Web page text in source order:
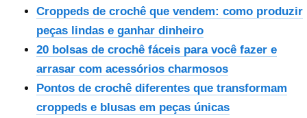
Croppeds de crochê que vendem: como produzir
peças lindas e ganhar dinheiro
20 bolsas de crochê fáceis para você fazer e
arrasar com acessórios charmosos
Pontos de crochê diferentes que transformam
croppeds e blusas em peças únicas